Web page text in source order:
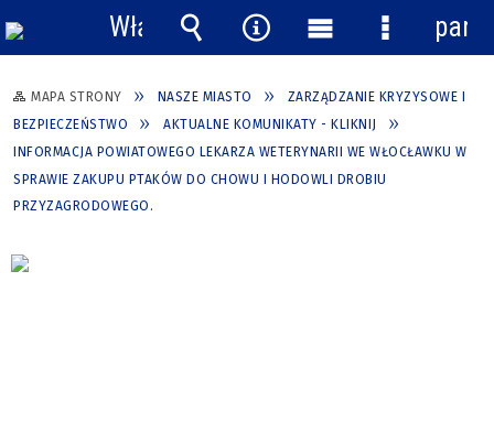
MAPA STRONY NASZE MIASTO
ZARZĄDZANIE KRYZYSOWE I
BEZPIECZEŃSTWO
AKTUALNE KOMUNIKATY - KLIKNIJ
INFORMACJA POWIATOWEGO LEKARZA WETERYNARII WE WŁOCŁAWKU W
SPRAWIE ZAKUPU PTAKÓW DO CHOWU I HODOWLI DROBIU
PRZYZAGRODOWEGO.
Włącz
powiadomienia
Wyszukiwarka
Narzędzia
Menu
główne
Menu
panel